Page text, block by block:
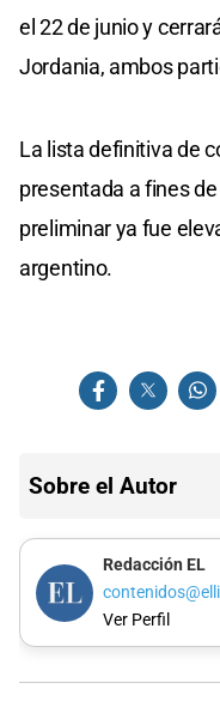
el 22 de junio y
Jordania, ambos
La lista definitiva de
presentada a fines
preliminar ya fue
argentino.
Sobre el Autor
Redacción EL
Ver Perfil